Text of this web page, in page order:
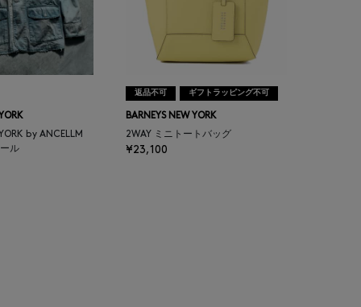
YORK by ANCELLM
ル
返品不可 ギフトラッピング不可
BARNEYS NEW YORK
2WAY ミニトートバッグ
¥23,100